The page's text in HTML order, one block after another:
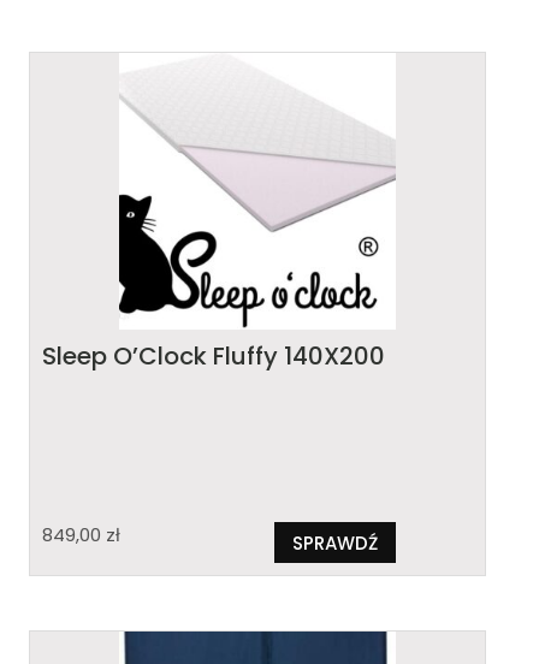
Sleep O’Clock Fluffy 140X200
849,00 zł SPRAWDŹ